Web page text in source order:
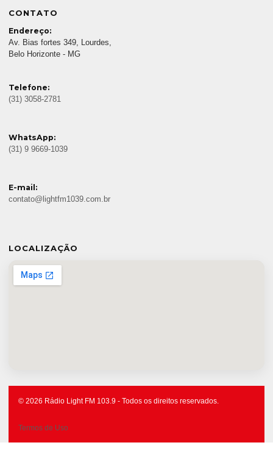
CONTATO
Endereço:
Av. Bias fortes 349, Lourdes,
Belo Horizonte - MG
Telefone:
(31) 3058-2781
WhatsApp:
(31) 9 9669-1039
E-mail:
contato@lightfm1039.com.br
LOCALIZAÇÃO
© 2026 Rádio Light FM 103.9 - Todos os direitos reservados.
Termos de Uso